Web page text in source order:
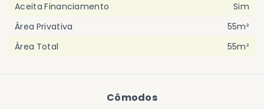
Cômodos
Aceita Financiamento
Sim
Área Privativa
55m²
Área Total
55m²